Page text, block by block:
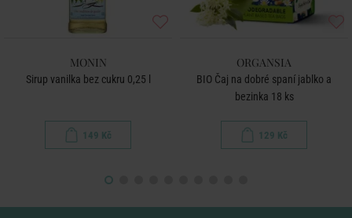
MONIN
Sirup vanilka bez cukru 0,25 l
149 Kč
ORGANSIA
BIO Čaj na dobré spaní jablko a
bezinka 18 ks
129 Kč